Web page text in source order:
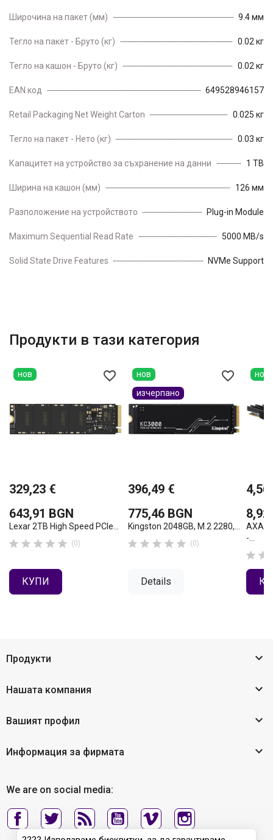
Широчина на пакет (мм) 9.4 мм
Тегло на пакет - Бруто (кг) 0.02 кг
Тегло на кашон - Бруто (кг) 0.02 кг
EAN код 649528946157
Retail Packaging Net Weight Carton 0.025 кг
Тегло на пакет - Нето (кг) 0.03 кг
Капацитет на устройство за съхранение на данни 1 TB
Ширина на кашон (мм) 126 мм
Разположение на устройството Plug-in Module
Maximum Sequential Read Rate 5000 MB/s
Solid State Drive Features NVMe Support
Продукти в тази категория
favorite_border
329,23 €
643,91 BGN
Lexar 2TB High Speed PCIe...
     (0)
КУПИ
нов favorite_border
396,49 €
775,46 BGN
Kingston 2048GB, M.2 2280,...
     (0)
Details
нов
изчерпано
4,56
8,92
-...
 
нов
Продукти 
Нашата компания 
Вашият профил 
Информация за фирмата 
We are on social media: